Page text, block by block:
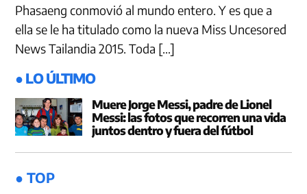
Phasaeng conmovió al mundo entero. Y es que a
ella se le ha titulado como la nueva Miss Uncesored
News Tailandia 2015. Toda […]
● LO ÚLTIMO
Muere Jorge Messi, padre de Lionel
Messi: las fotos que recorren una vida
juntos dentro y fuera del fútbol
● TOP